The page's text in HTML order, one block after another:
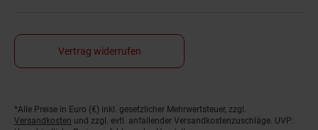
Vertrag widerrufen
Fußnoten
*Alle Preise in Euro (€) inkl. gesetzlicher Mehrwertsteuer, zzgl.
Versandkosten und zzgl. evtl. anfallender Versandkostenzuschläge. UVP: